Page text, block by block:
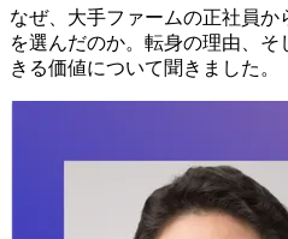
なぜ、大手ファームの正社員
を選んだのか。転身の理由、
きる価値について聞きました。